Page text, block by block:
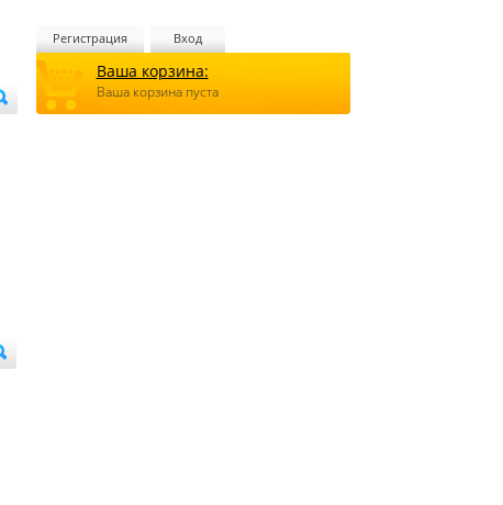
Регистрация Вход
Ваша корзина:
Ваша корзина пуста